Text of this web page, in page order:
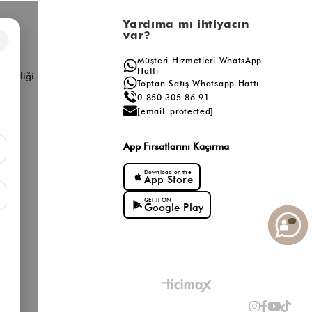
Birliği
Yardıma mı ihtiyacın
var?
Müşteri Hizmetleri WhatsApp
Hattı
Toptan Satış Whatsapp Hattı
0 850 305 86 91
[email protected]
App Fırsatlarını Kaçırma
Download on the
App Store
GET IT ON
Google Play